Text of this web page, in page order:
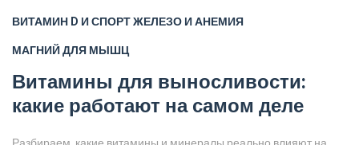
ВИТАМИН D И СПОРТЖЕЛЕЗО И АНЕМИЯ
МАГНИЙ ДЛЯ МЫШЦ
Витамины для выносливости:
какие работают на самом деле